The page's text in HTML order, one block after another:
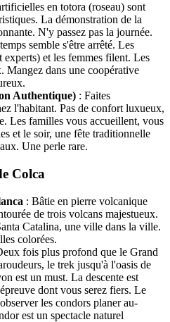
en totora (roseau) sont
La démonstration de la
N'y passez pas la journée.
semble s'être arrêté. Les
et les femmes filent. Les
Mangez dans une coopérative
Authentique) : Faites
l'habitant. Pas de confort luxueux,
Les familles vous accueillent, vous
et le soir, une fête traditionnelle
Une perle rare.
Colca
: Bâtie en pierre volcanique
de trois volcans majestueux.
Catalina, une ville dans la ville.
colorées.
fois plus profond que le Grand
le trek jusqu'à l'oasis de
est un must. La descente est
dont vous serez fiers. Le
les condors planer au-
est un spectacle naturel